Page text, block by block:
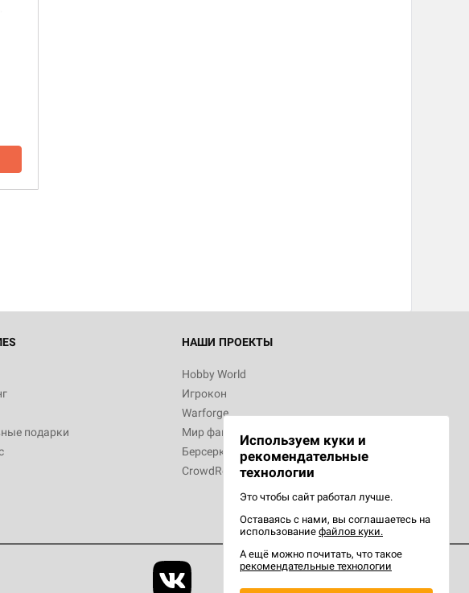
подарки
НАШИ ПРОЕКТЫ
Hobby World
Игрокон
Warforge
Мир фантастики
Берсерк
CrowdRepublic
Используем куки и
рекомендательные
технологии
Это чтобы сайт работал лучше.
Оставаясь с нами, вы соглашаетесь на
использование файлов куки.
А ещё можно почитать, что такое
рекомендательные технологии